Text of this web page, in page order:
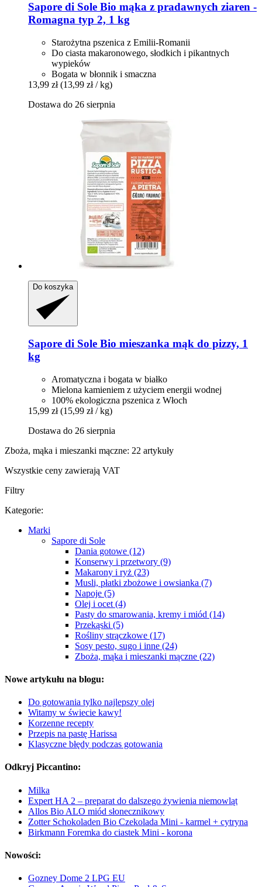
Sapore di Sole Bio mąka z pradawnych ziaren -​
Romagna typ 2, 1 kg
Starożytna pszenica z Emilii-Romanii
Do ciasta makaronowego, słodkich i pikantnych
wypieków
Bogata w błonnik i smaczna
13,99 zł (13,99 zł / kg)
Dostawa do 26 sierpnia
Do koszyka
Sapore di Sole Bio mieszanka mąk do pizzy, 1
kg
Aromatyczna i bogata w białko
Mielona kamieniem z użyciem energii wodnej
100% ekologiczna pszenica z Włoch
15,99 zł (15,99 zł / kg)
Dostawa do 26 sierpnia
Zboża, mąka i mieszanki mączne: 22 artykuły
Wszystkie ceny zawierają VAT
Filtry
Kategorie:
Marki
Sapore di Sole
Dania gotowe (12)
Konserwy i przetwory (9)
Makarony i ryż (23)
Musli, płatki zbożowe i owsianka (7)
Napoje (5)
Olej i ocet (4)
Pasty do smarowania, kremy i miód (14)
Przekąski (5)
Rośliny strączkowe (17)
Sosy pesto, sugo i inne (24)
Zboża, mąka i mieszanki mączne (22)
Nowe artykułu na blogu:
Do gotowania tylko najlepszy olej
Witamy w świecie kawy!
Korzenne recepty
Przepis na pastę Harissa
Klasyczne błędy podczas gotowania
Odkryj Piccantino:
Milka
Expert HA 2 – preparat do dalszego żywienia niemowląt
Allos Bio ALO miód słonecznikowy
Zotter Schokoladen Bio Czekolada Mini - karmel + cytryna
Birkmann Foremka do ciastek Mini - korona
Nowości:
Gozney Dome 2 LPG EU